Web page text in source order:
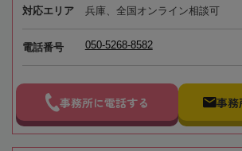
対応エリア 兵庫、全国オンライン相談可
電話番号 050-5268-8582
事務所に電話する 事務